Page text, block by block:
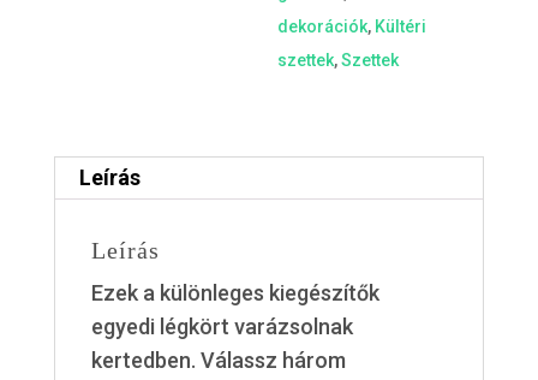
dekorációk, Kültéri
szettek,Szettek
Leírás
Leírás
Ezek a különleges kiegészítők
egyedi légkört varázsolnak
kertedben. Válassz három